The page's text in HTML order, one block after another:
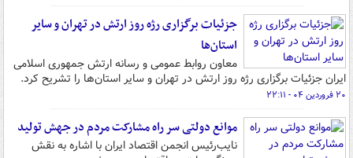
جزئیات برگزاری رژه روز ارتش در تهران و سایر
استان‌ها
معاون روابط عمومی و رسانه ارتش جمهوری اسلامی
ایران جزئیات برگزاری رژه روز ارتش در تهران و سایر استان‌ها را تشریح کرد.
۲۰ فروردین ۰۴ - ۲۲:۱۱
موانع دولتی سر راه مشارکت مردم در جهش تولید
نایب‌رئیس انجمن اقتصاد ایران با اشاره به نقش